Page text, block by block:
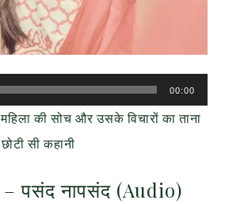
00:00
की सोच और उसके विचारों का ताना
सी कहानी
– पसंद नापसंद (Audio)